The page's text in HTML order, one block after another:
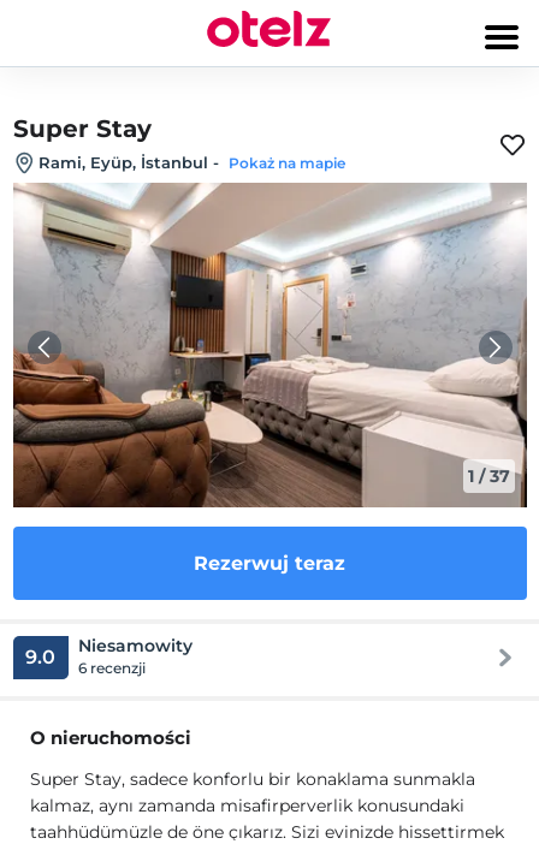
Super Stay
Rami, Eyüp, İstanbul - Pokaż na mapie
1 /37
Rezerwuj teraz
9.0 Niesamowity
6 recenzji
O nieruchomości
Super Stay, sadece konforlu bir konaklama sunmakla
kalmaz, aynı zamanda misafirperverlik konusundaki
taahhüdümüzle de öne çıkarız. Sizi evinizde hissettirmek